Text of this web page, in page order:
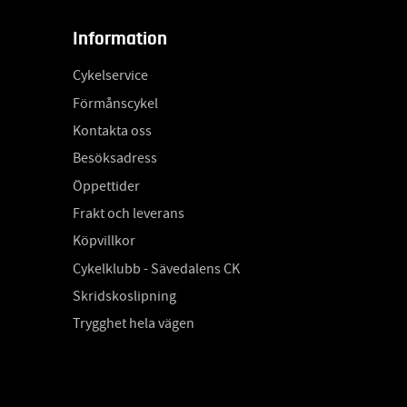
Information
Cykelservice
Förmånscykel
Kontakta oss
Besöksadress
Öppettider
Frakt och leverans
Köpvillkor
Cykelklubb - Sävedalens CK
Skridskoslipning
Trygghet hela vägen